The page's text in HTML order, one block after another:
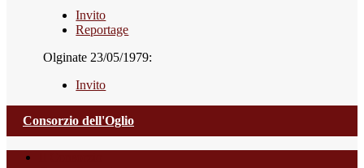
Invito
Reportage
Olginate 23/05/1979:
Invito
Consorzio dell'Oglio